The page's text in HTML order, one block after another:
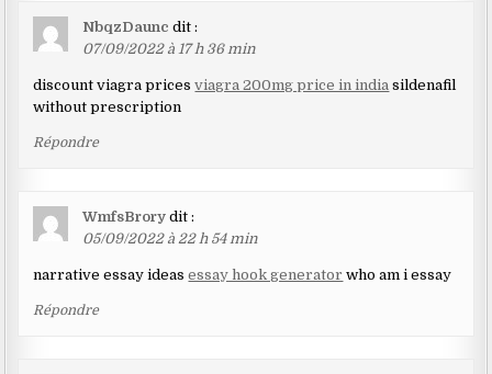
NbqzDaunc dit :
07/09/2022 à 17 h 36 min
discount viagra pricesviagra 200mg price in india sildenafil
without prescription
Répondre
WmfsBrory dit :
05/09/2022 à 22 h 54 min
narrative essay ideasessay hook generator who am i essay
Répondre